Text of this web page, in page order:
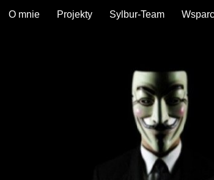
O mnie Projekty Sylbur-Team